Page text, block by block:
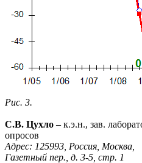
Рис. 3.
С.В. Цухло – к.э.н., зав.
опросов
Адрес: 125993, Россия, Москва,
Газетный пер., д. 3-5, стр. 1